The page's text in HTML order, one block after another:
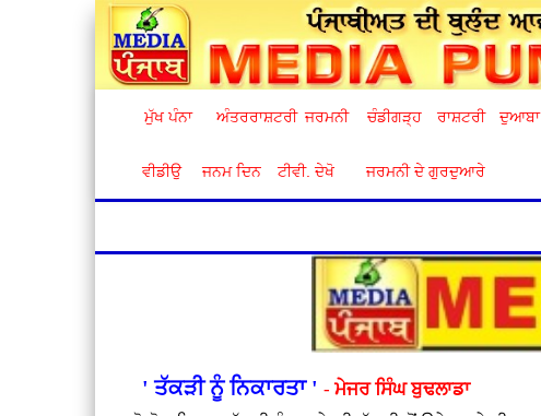
ਮੁੱਖ ਪੰਨਾ ਅੰਤਰਰਾਸ਼ਟਰੀ ਜਰਮਨੀ ਚੰਡੀਗੜ੍ਹ ਰਾਸ਼ਟਰੀ ਦੁਆਬਾ
ਵੀਡੀਉ ਜਨਮ ਦਿਨ ਟੀਵੀ. ਦੇਖੋ ਜਰਮਨੀ ਦੇ ਗੁਰਦੁਆਰੇ
' ਤੱਕੜੀ ਨੂੰ ਨਿਕਾਰਤਾ '-ਮੇਜਰ ਸਿੰਘ ਬੁਢਲਾਡਾ